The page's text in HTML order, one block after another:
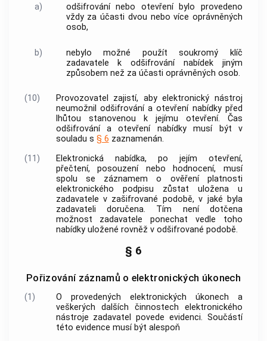
a)
odšifrování nebo otevření bylo provedeno
vždy za účasti dvou nebo více oprávněných
osob,
b) nebylo možné použítsoukromý klíč
zadavatele k odšifrování nabídek jiným
způsobem než za účasti oprávněných osob.
(10) Provozovatel zajistí, abyelektronický nástroj
neumožnil odšifrování a otevření nabídky před
lhůtou stanovenou k jejímu otevření. Čas
odšifrování a otevření nabídky musí být v
souladu s § 6 zaznamenán.
(11)
Elektronická nabídka, po jejím otevření,
přečtení, posouzení nebo hodnocení, musí
spolu se záznamem o ověření platnosti
elektronického podpisu zůstat uložena u
zadavatele v zašifrované podobě, v jaké byla
zadavateli doručena. Tím není dotčena
možnost zadavatele ponechat vedle toho
nabídky uložené rovněž v odšifrované podobě.
§ 6
Pořizování záznamů o elektronických úkonech
(1)
O provedených elektronických úkonech a
veškerých dalších činnostech elektronického
nástroje zadavatel povede evidenci. Součástí
této evidence musí být alespoň